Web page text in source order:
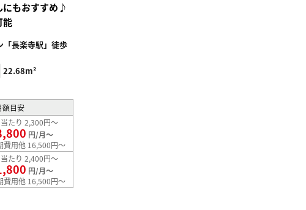
にもおすすめ♪
能
「長楽寺駅」徒歩
22.68m²
額目安
たり 2,300円～
円/月～
費用他 16,500円～
たり 2,400円～
円/月～
費用他 16,500円～